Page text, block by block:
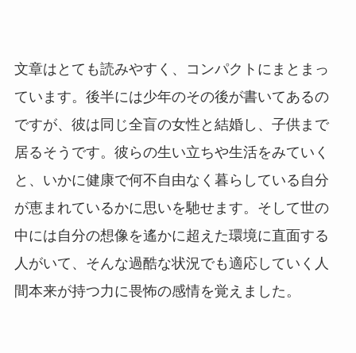
文章はとても読みやすく、コンパクトにまとまっ
ています。後半には少年のその後が書いてあるの
ですが、彼は同じ全盲の女性と結婚し、子供まで
居るそうです。彼らの生い立ちや生活をみていく
と、いかに健康で何不自由なく暮らしている自分
が恵まれているかに思いを馳せます。そして世の
中には自分の想像を遙かに超えた環境に直面する
人がいて、そんな過酷な状況でも適応していく人
間本来が持つ力に畏怖の感情を覚えました。